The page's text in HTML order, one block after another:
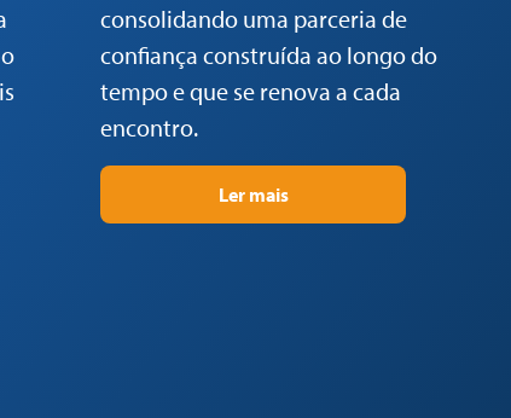
consolidando uma parceria de
confiança construída ao longo do
tempo e que se renova a cada
encontro.
Ler mais